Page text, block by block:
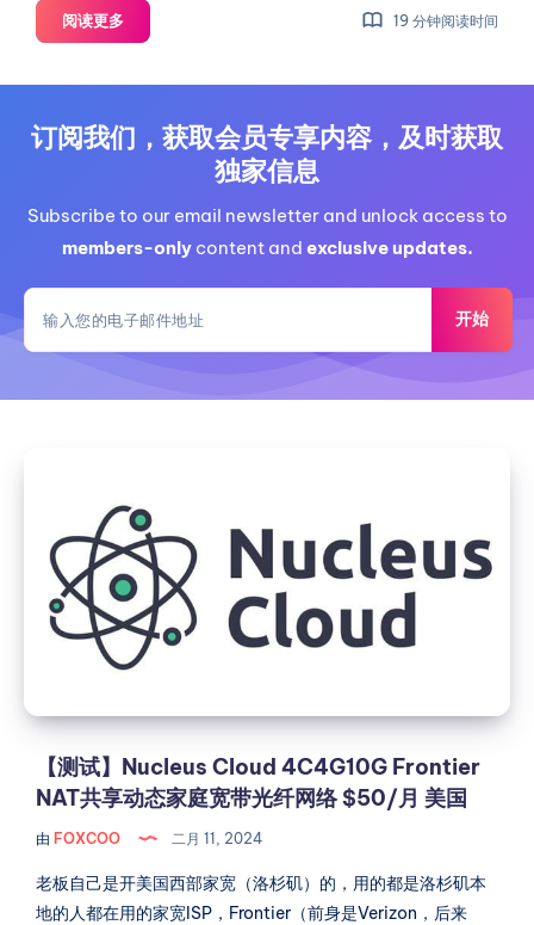
阅读更多【测
试】
4C4G40G
500M
态
IP
月
付
香
19 分钟阅读时间
订阅我们，获取会员专享内容，及时获取
独家信息
Subscribe to our email newsletter and unlock access to
members-onlycontent and exclusive updates.
开始
Cloud
4C4G10G
Frontier
NAT
动
家
宽
带
光
【测试】Nucleus Cloud 4C4G10G Frontier
NAT共享动态家庭宽带光纤网络 $50/月 美国
由 FOXCOO 二月 11, 2024
老板自己是开美国西部家宽（洛杉矶）的，用的都是洛杉矶本
地的人都在用的家宽ISP，Frontier（前身是Verizon，后来